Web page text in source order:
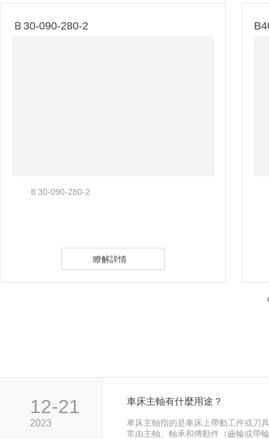
Ｂ30-090-280-2
Ｂ30-090-280-2
瞭解詳情
12-21
2023
車床主軸有什麼用途？
車床主軸指的是車床上帶動工件或刀
常由主軸、軸承和傳動件（齒輪或帶